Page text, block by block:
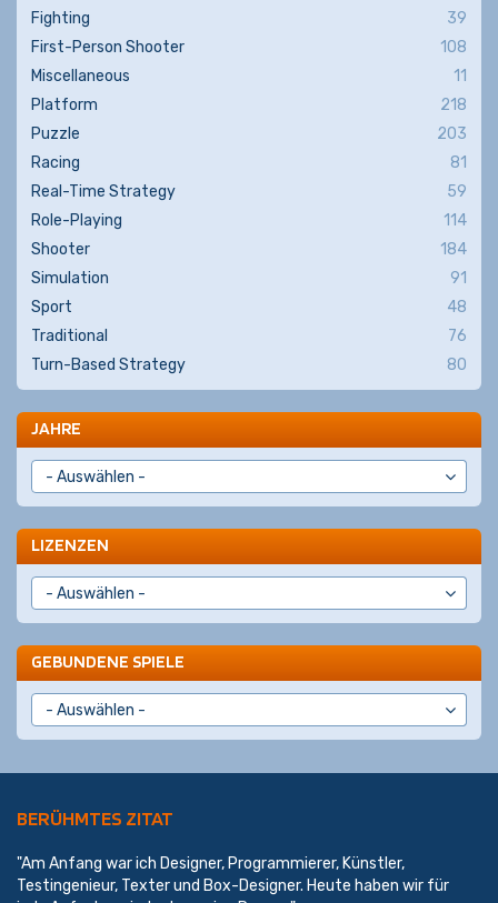
Fighting
39
First-Person Shooter
108
Miscellaneous
11
Platform
218
Puzzle
203
Racing
81
Real-Time Strategy
59
Role-Playing
114
Shooter
184
Simulation
91
Sport
48
Traditional
76
Turn-Based Strategy
80
JAHRE
LIZENZEN
GEBUNDENE SPIELE
BERÜHMTES ZITAT
"Am Anfang war ich Designer, Programmierer, Künstler,
Testingenieur, Texter und Box-Designer. Heute haben wir für